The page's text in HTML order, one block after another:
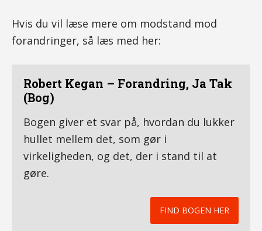
Hvis du vil læse mere om modstand mod
forandringer, så læs med her:
Robert Kegan – Forandring, Ja Tak
(Bog)
Bogen giver et svar på, hvordan du lukker
hullet mellem det, som gør i
virkeligheden, og det, der i stand til at
gøre.
FIND BOGEN HER